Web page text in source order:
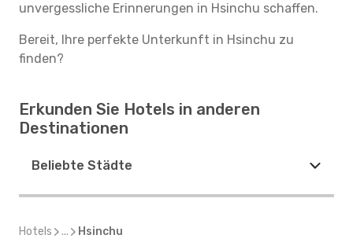
unvergessliche Erinnerungen in Hsinchu schaffen.
Bereit, Ihre perfekte Unterkunft in Hsinchu zu
finden?
Erkunden Sie Hotels in anderen
Destinationen
Beliebte Städte
Hotels ... Hsinchu